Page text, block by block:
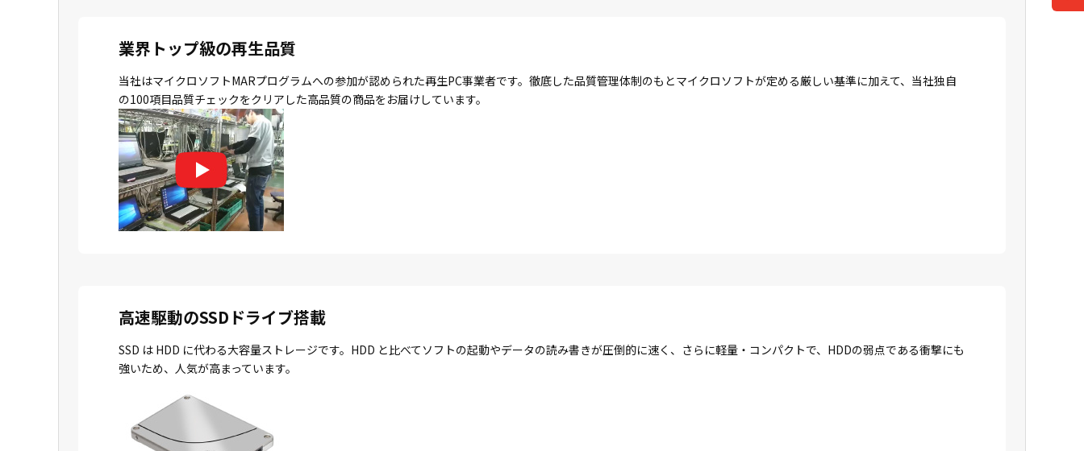
業界トップ級の再生品質
当社はマイクロソフトMARプログラムへの参加が認められた再生PC事業者です。徹底した品質管理体制のもとマイクロソフトが定める厳しい基準に加えて、当社独自
の100項目品質チェックをクリアした高品質の商品をお届けしています。
高速駆動のSSDドライブ搭載
SSD は HDD に代わる大容量ストレージです。HDD と比べてソフトの起動やデータの読み書きが圧倒的に速く、さらに軽量・コンパクトで、HDDの弱点である衝撃にも
強いため、人気が高まっています。